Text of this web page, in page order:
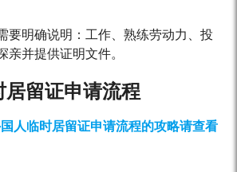
要明确说明：工作、熟练劳动力、投
亲并提供证明文件。
居留证申请流程
人临时居留证申请流程的攻略请查看